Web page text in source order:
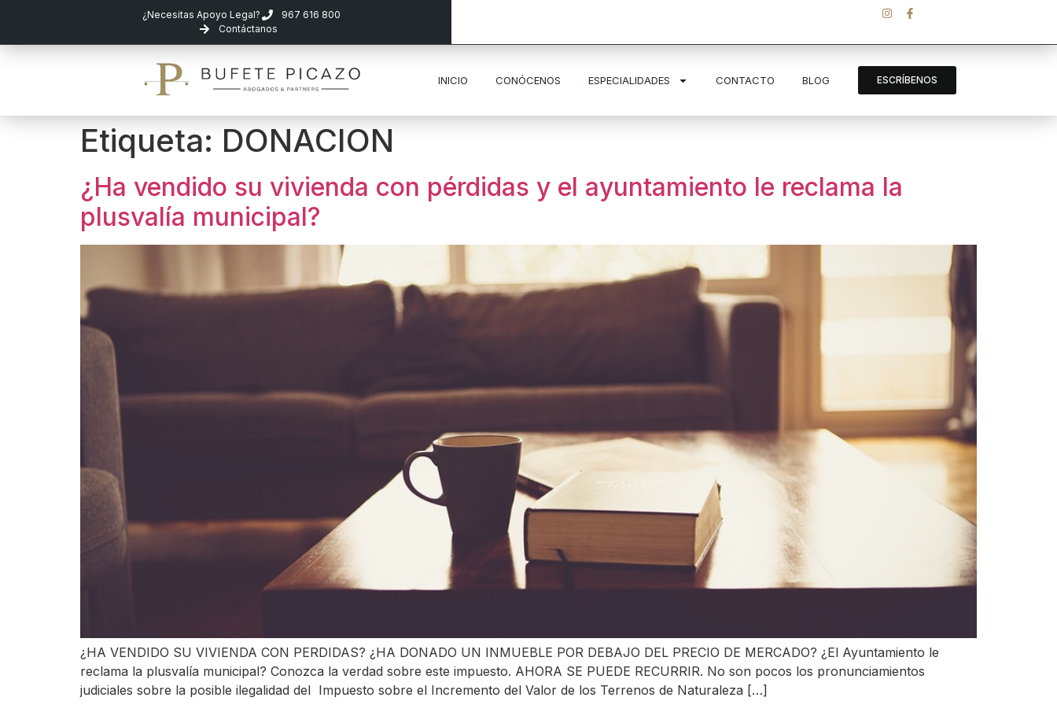
¿Necesitas Apoyo Legal?
967 616 800
Contáctanos
ESCRÍBENOS
INICIO CONÓCENOS ESPECIALIDADES CONTACTO BLOG
Etiqueta: DONACION
¿Ha vendido su vivienda con pérdidas y el ayuntamiento le reclama la
plusvalía municipal?
¿HA VENDIDO SU VIVIENDA CON PERDIDAS? ¿HA DONADO UN INMUEBLE POR DEBAJO DEL PRECIO DE MERCADO? ¿El Ayuntamiento le
reclama la plusvalía municipal? Conozca la verdad sobre este impuesto. AHORA SE PUEDE RECURRIR. No son pocos los pronunciamientos
judiciales sobre la posible ilegalidad del Impuesto sobre el Incremento del Valor de los Terrenos de Naturaleza […]